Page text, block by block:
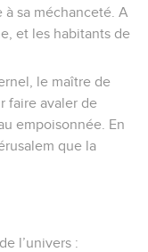
sa méchanceté. A
et les habitants de
le maître de
faire avaler de
empoisonnée. En
que la
l’univers :